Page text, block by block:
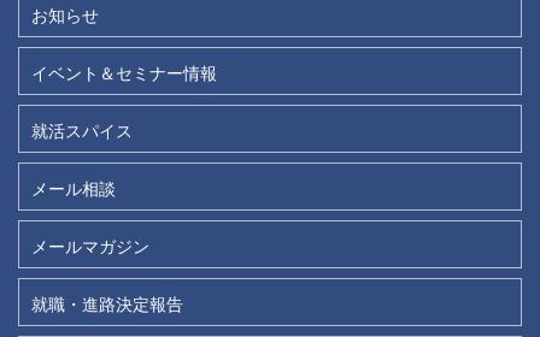
お知らせ
イベント＆セミナー情報
就活スパイス
メール相談
メールマガジン
就職・進路決定報告